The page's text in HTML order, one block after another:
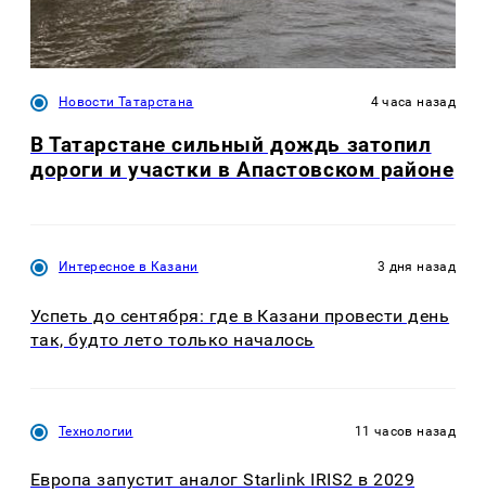
Новости Татарстана 4 часа назад
В Татарстане сильный дождь затопил
дороги и участки в Апастовском районе
Интересное в Казани 3 дня назад
Успеть до сентября: где в Казани провести день
так, будто лето только началось
Технологии 11 часов назад
Европа запустит аналог Starlink IRIS2 в 2029